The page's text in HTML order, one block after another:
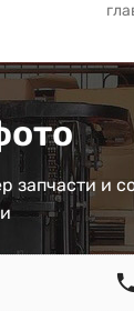
запчасти и